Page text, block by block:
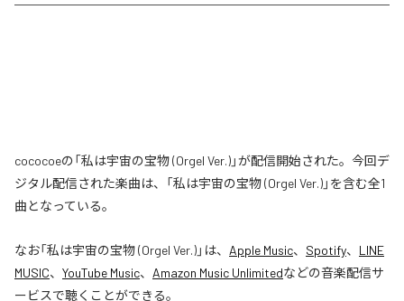
cococoeの「私は宇宙の宝物 (Orgel Ver.)」が配信開始された。今回デ
ジタル配信された楽曲は、「私は宇宙の宝物 (Orgel Ver.)」を含む全1
曲となっている。
なお「私は宇宙の宝物 (Orgel Ver.)」は、 Apple Music、 Spotify、 LINE
MUSIC、 YouTube Music、 Amazon Music Unlimitedなどの音楽配信サ
ービスで聴くことができる。